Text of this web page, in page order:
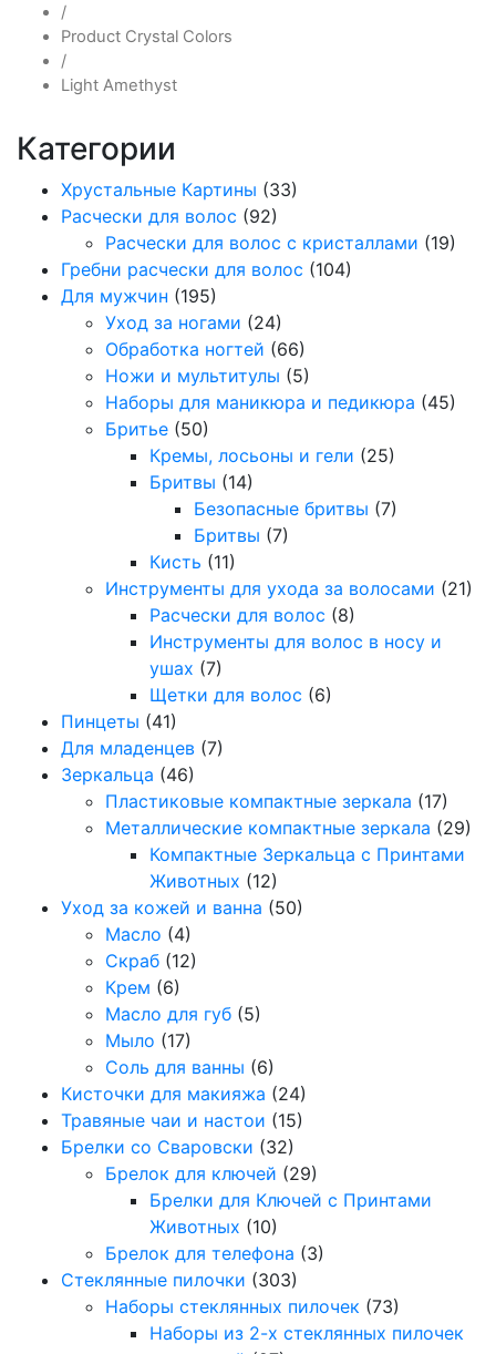
/
Product Crystal Colors
/
Light Amethyst
Категории
Хрустальные Картины (33)
Расчески для волос (92)
Расчески для волос с кристаллами (19)
Гребни расчески для волос (104)
Для мужчин (195)
Уход за ногами (24)
Обработка ногтей (66)
Ножи и мультитулы (5)
Наборы для маникюра и педикюра (45)
Бритье (50)
Кремы, лосьоны и гели (25)
Бритвы (14)
Безопасные бритвы (7)
Бритвы (7)
Кисть (11)
Инструменты для ухода за волосами (21)
Расчески для волос (8)
Инструменты для волос в носу и
ушах (7)
Щетки для волос (6)
Пинцеты (41)
Для младенцев (7)
Зеркальца (46)
Пластиковые компактные зеркала (17)
Металлические компактные зеркала (29)
Компактные Зеркальца с Принтами
Животных (12)
Уход за кожей и ванна (50)
Масло (4)
Скраб (12)
Крем (6)
Масло для губ (5)
Мыло (17)
Соль для ванны (6)
Кисточки для макияжа (24)
Травяные чаи и настои (15)
Брелки со Сваровски (32)
Брелок для ключей (29)
Брелки для Ключей с Принтами
Животных (10)
Брелок для телефона (3)
Стеклянные пилочки (303)
Наборы стеклянных пилочек (73)
Наборы из 2-х стеклянных пилочек